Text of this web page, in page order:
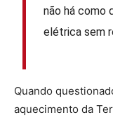
não há como
elétrica sem
Quando
aquecimento da